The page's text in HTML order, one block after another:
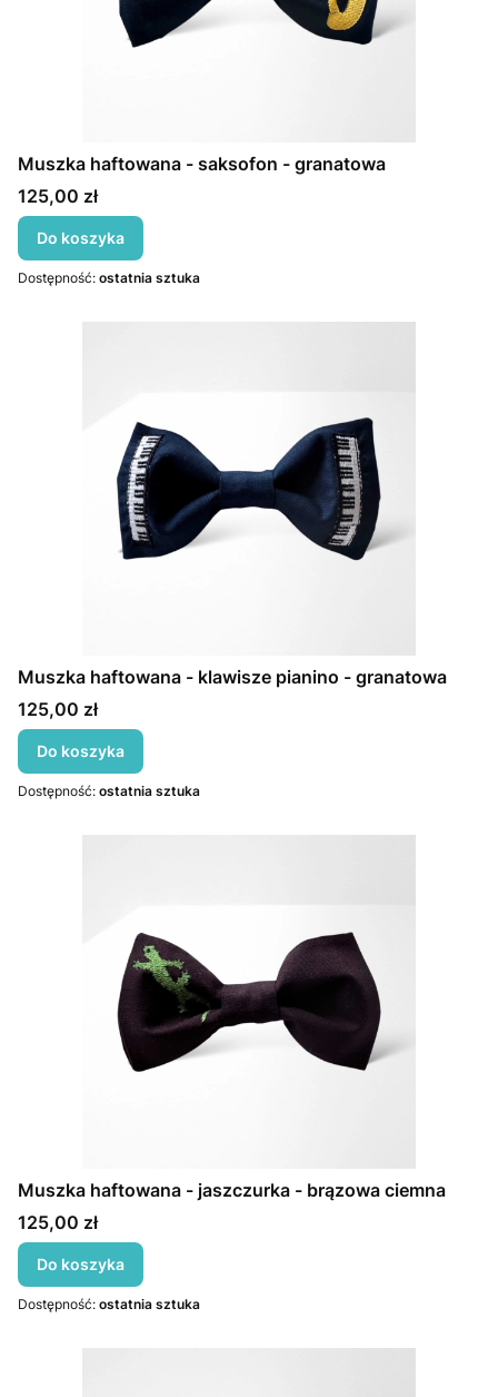
Muszka haftowana - saksofon - granatowa
Cena
125,00 zł
Do koszyka
Dostępność: ostatnia sztuka
Muszka haftowana - klawisze pianino - granatowa
Cena
125,00 zł
Do koszyka
Dostępność: ostatnia sztuka
Muszka haftowana - jaszczurka - brązowa ciemna
Cena
125,00 zł
Do koszyka
Dostępność: ostatnia sztuka